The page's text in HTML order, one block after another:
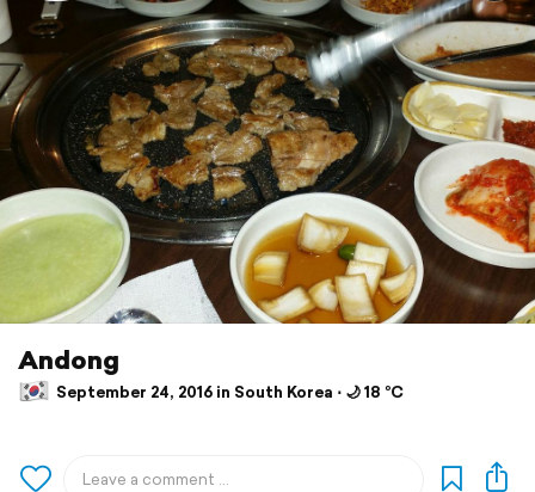
Andong
September 24, 2016 in South Korea ⋅ 🌙 18 °C